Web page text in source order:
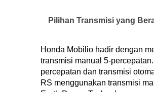
Pilihan Transmisi yang
Honda Mobilio hadir dengan
transmisi manual 5-
percepatan dan transmisi
RS menggunakan transmisi